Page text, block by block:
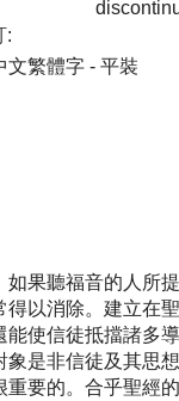
:
文繁體字 - 平裝
如果聽福音的人所
得以消除。建立在
能使信徒抵擋諸多
象是非信徒及其思
重要的。合乎聖經